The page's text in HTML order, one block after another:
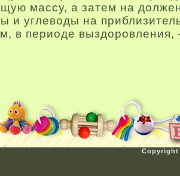
массу, а затем на
и углеводы на
в периоде